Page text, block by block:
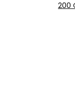
200